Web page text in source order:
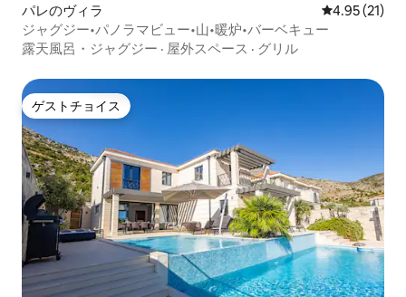
パレのヴィラ レビュー21
4.95 (21)
ジャグジー•パノラマビュー•山•暖炉•バーベキュー
露天風呂・ジャグジー · 屋外スペース · グリル
ゲストチョイス
ゲストチョイス